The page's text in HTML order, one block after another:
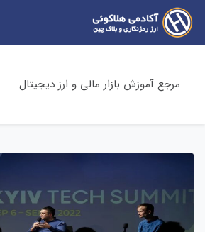
مرجع آموزش بازار مالی و ارز دیجیتال